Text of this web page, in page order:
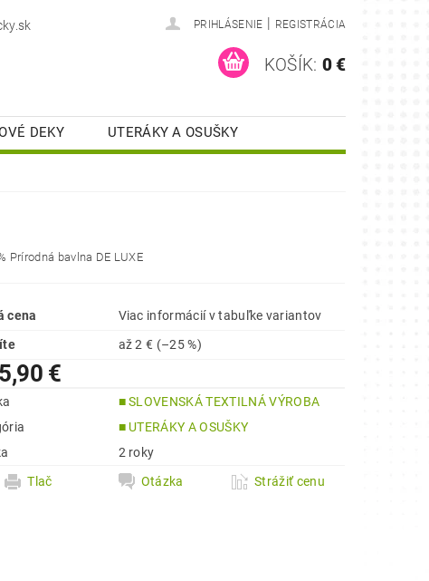
PRIHLÁSENIE | REGISTRÁCIA
KOŠÍK: 0 €
DEKY
UTERÁKY A OSUŠKY
Prírodná bavlna DE LUXE
cena
Viac informácií v tabuľke variantov
až2 € (–25 %)
€
■ SLOVENSKÁ TEXTILNÁ VÝROBA
■ UTERÁKY A OSUŠKY
2 roky
Tlač
Otázka Strážiť cenu